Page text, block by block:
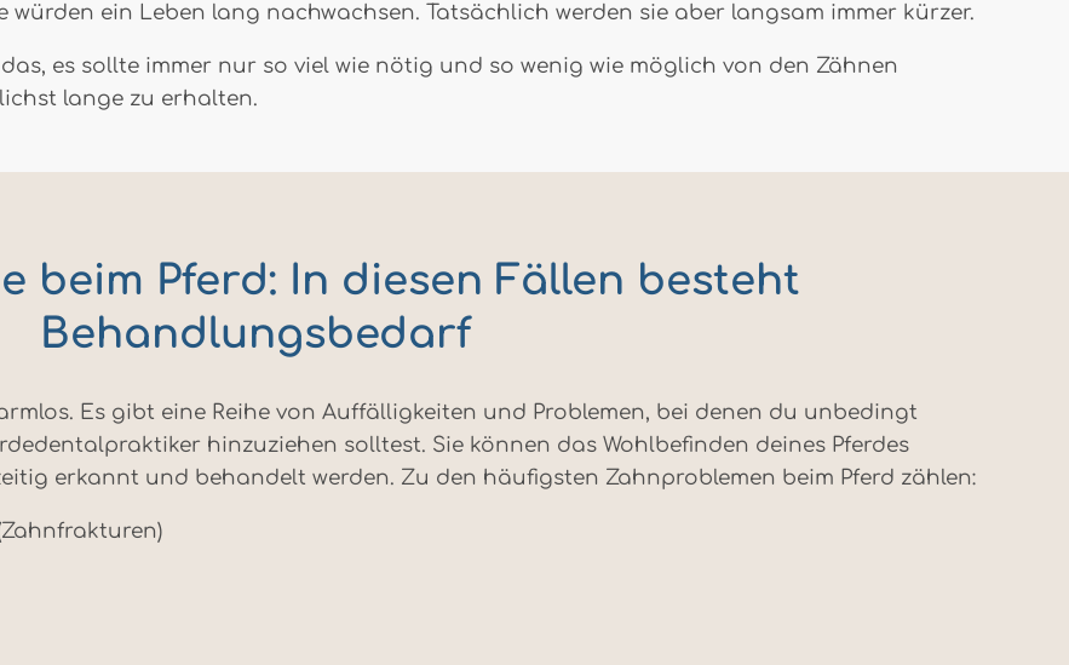
ein Leben lang nachwachsen. Tatsächlich werden sie aber langsam immer kürzer.
es sollte immer nur so viel wie nötig und so wenig wie möglich von den Zähnen
lange zu erhalten.
beim Pferd: In diesen Fällen besteht
Behandlungsbedarf
Es gibt eine Reihe von Auffälligkeiten und Problemen, bei denen du unbedingt
hinzuziehen solltest. Sie können das Wohlbefinden deines Pferdes
erkannt und behandelt werden. Zu den häufigsten Zahnproblemen beim Pferd zählen: